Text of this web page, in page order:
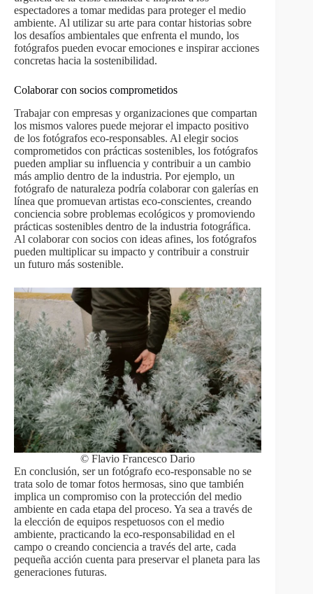
espectadores a tomar medidas para proteger el medio
ambiente. Al utilizar su arte para contar historias sobre
los desafíos ambientales que enfrenta el mundo, los
fotógrafos pueden evocar emociones e inspirar acciones
concretas hacia la sostenibilidad.
Colaborar con socios comprometidos
Trabajar con empresas y organizaciones que compartan
los mismos valores puede mejorar el impacto positivo
de los fotógrafos eco-responsables. Al elegir socios
comprometidos con prácticas sostenibles, los fotógrafos
pueden ampliar su influencia y contribuir a un cambio
más amplio dentro de la industria. Por ejemplo, un
fotógrafo de naturaleza podría colaborar con galerías en
línea que promuevan artistas eco-conscientes, creando
conciencia sobre problemas ecológicos y promoviendo
prácticas sostenibles dentro de la industria fotográfica.
Al colaborar con socios con ideas afines, los fotógrafos
pueden multiplicar su impacto y contribuir a construir
un futuro más sostenible.
© Flavio Francesco Dario
En conclusión, ser un fotógrafo eco-responsable no se
trata solo de tomar fotos hermosas, sino que también
implica un compromiso con la protección del medio
ambiente en cada etapa del proceso. Ya sea a través de
la elección de equipos respetuosos con el medio
ambiente, practicando la eco-responsabilidad en el
campo o creando conciencia a través del arte, cada
pequeña acción cuenta para preservar el planeta para las
generaciones futuras.